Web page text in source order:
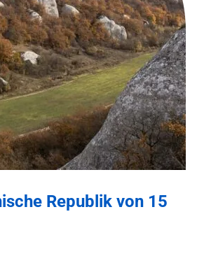
Republik von 15